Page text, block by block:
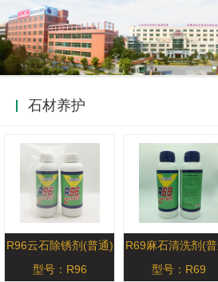
石材养护
R96云石除锈剂(普通)
型号：R96
R69麻石清洗剂(
型号：R69